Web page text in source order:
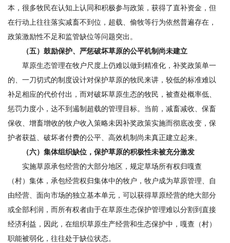
本，很多牧民在认知上认同和积极参与政策，获得了直补资金，但
在行动上往往落实减畜不到位，超载、偷牧等行为依然普遍存在，
政策激励性不足和监管缺位等问题突出。
（五）鼓励保护、严惩破坏草原的公平机制尚未建立
草原生态管理在牧户尺度上仍难以做到精准化，补奖政策单一
的、一刀切式的制度设计对保护草原的牧民来讲，较低的标准难以
补足相应的代价付出，而对破坏草原生态的牧民，被查处概率低、
惩罚力度小，达不到遏制超载的管理目标。当前，减畜减收、保畜
保收、增畜增收的牧户收入策略未因补奖政策实施而彻底改变，保
护者获益、破坏者付费的公平、高效机制尚未真正建立起来。
（六）集体组织缺位，保护草原的积极性未被充分激发
实施草原承包经营的大部分地区，规定草场所有权归嘎查
（村）集体，承包经营权归集体中的牧户，牧户成为草原管理、自
由经营、面向市场的独立基本单元，可以获得草原经营的绝大部分
或全部利润，而所有权者由于在草原生态保护管理难以分割到直接
经济利益，因此，在组织草原生产经营和生态保护中，嘎查（村）
职能被弱化，往往处于缺位状态。